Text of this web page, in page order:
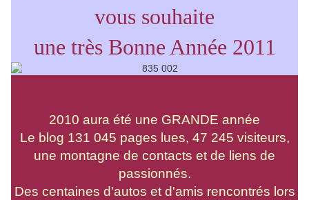
vous souhaite
une très Bonne Année 2011
2010 aura été une GRANDE année
Le blog 131 045 pages lues, 47 245 visiteurs,
une montagne de contacts et de liens de
passionnés.
Des centaines d'autos et d'amis rencontrés lors